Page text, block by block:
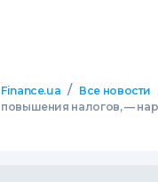
Finance.ua / Все новости
повышения налогов, —